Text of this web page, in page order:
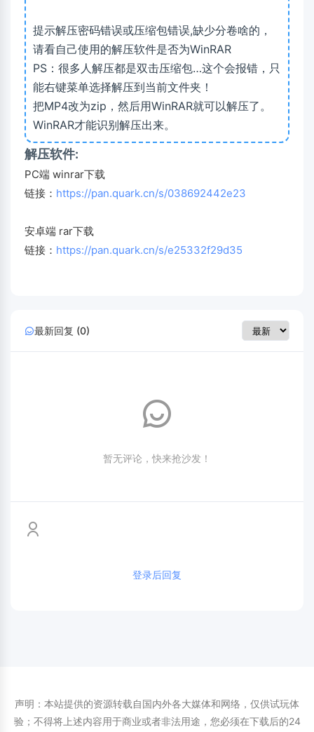
提示解压密码错误或压缩包错误,缺少分卷啥的，
请看自己使用的解压软件是否为WinRAR
PS：很多人解压都是双击压缩包…这个会报错，只
能右键菜单选择解压到当前文件夹！
把MP4改为zip，然后用WinRAR就可以解压了。
WinRAR才能识别解压出来。
解压软件:
PC端 winrar下载
链接： https://pan.quark.cn/s/038692442e23
安卓端 rar下载
链接： https://pan.quark.cn/s/e25332f29d35
最新回复 (0)
暂无评论，快来抢沙发！
登录后回复
声明：本站提供的资源转载自国内外各大媒体和网络，仅供试玩体
验；不得将上述内容用于商业或者非法用途，您必须在下载后的24